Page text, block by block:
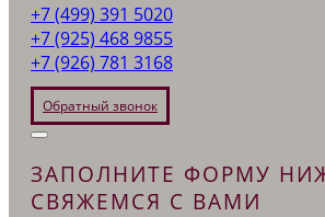
+7 (499) 391 5020
+7 (925) 468 9855
+7 (926) 781 3168
Обратный звонок
ЗАПОЛНИТЕ ФОРМУ
СВЯЖЕМСЯ С ВАМИ